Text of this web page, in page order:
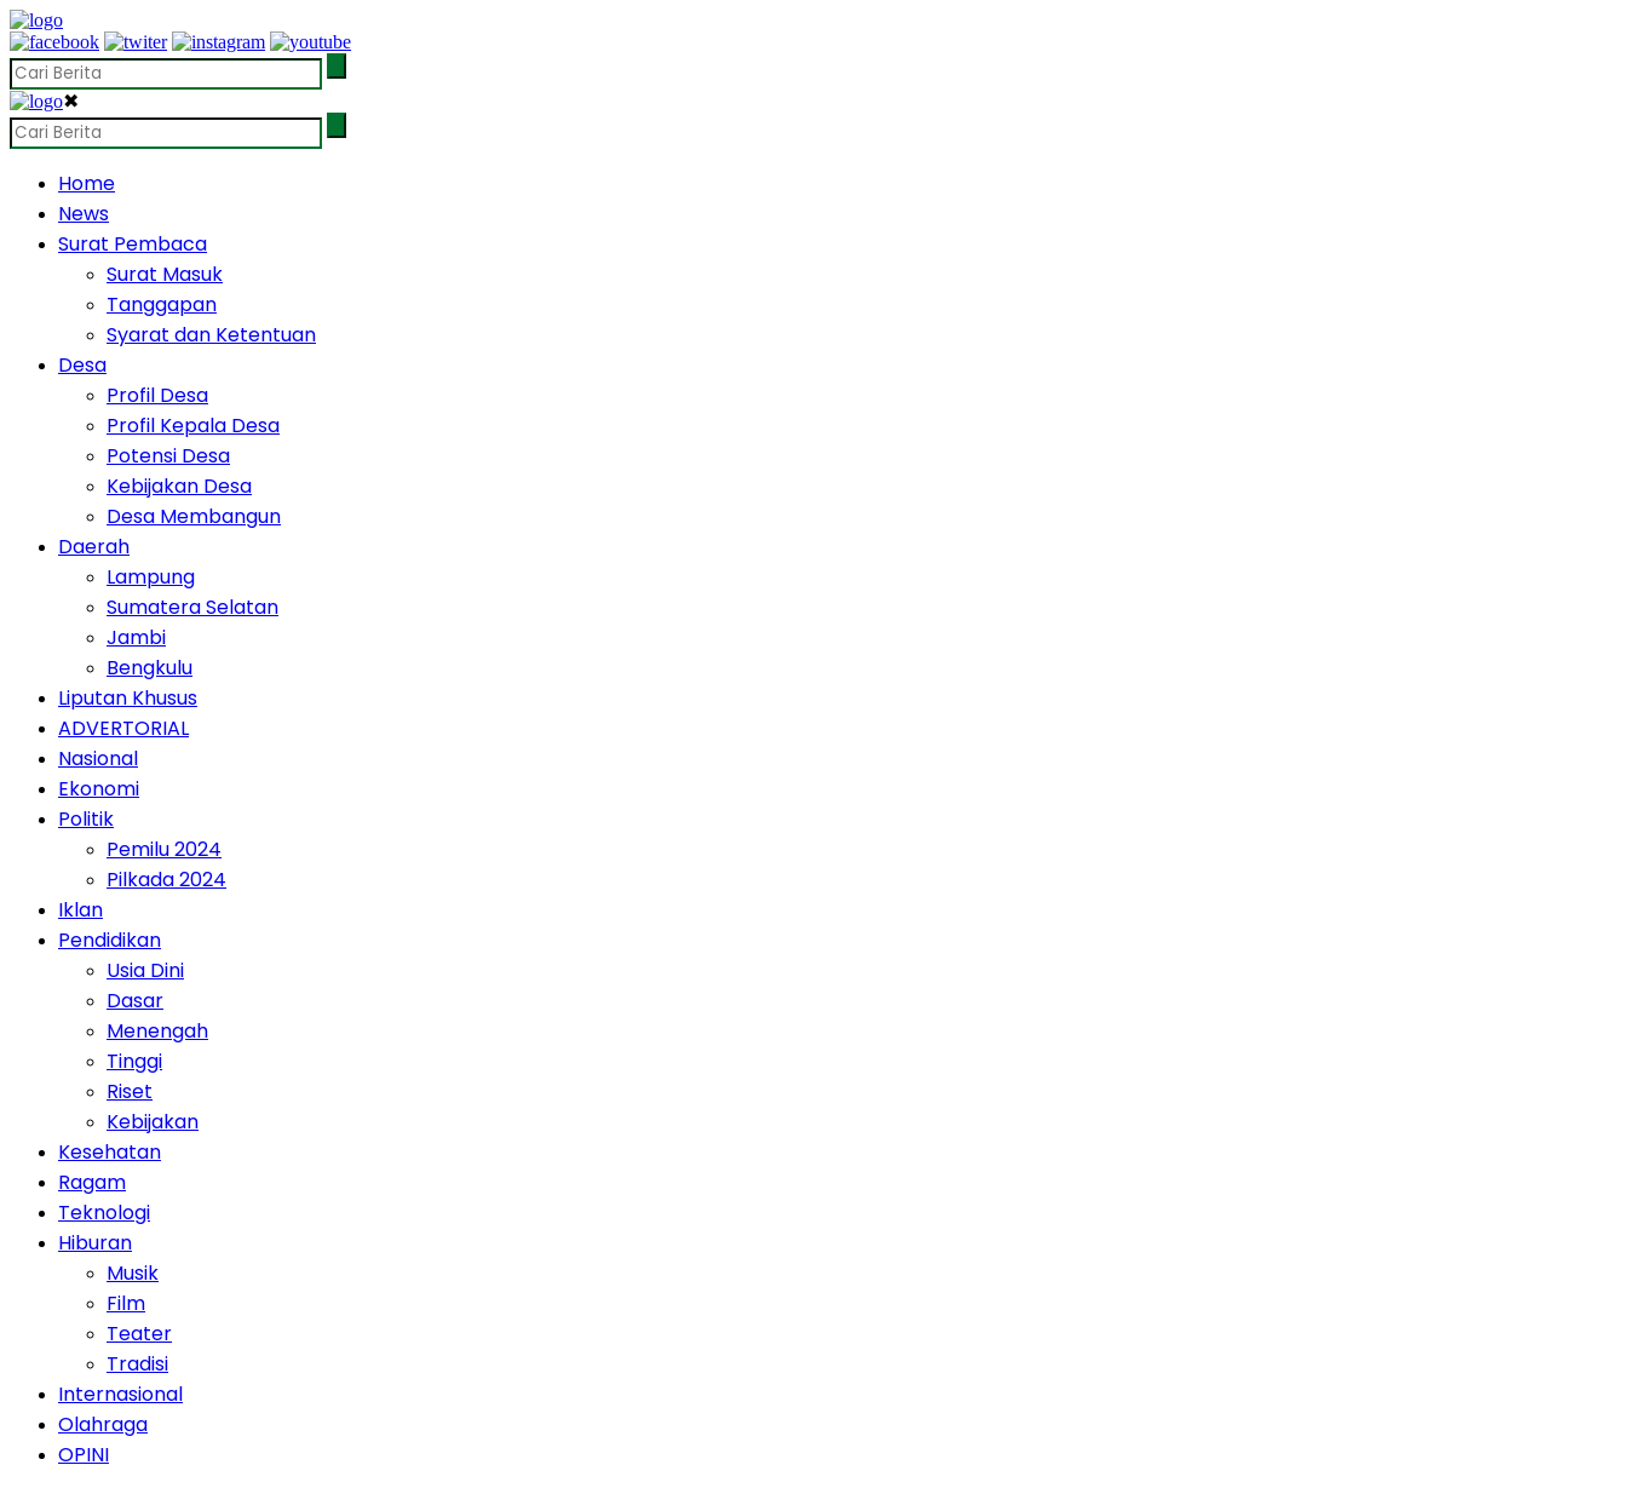
✖
Home
News
Surat Pembaca
Surat Masuk
Tanggapan
Syarat dan Ketentuan
Desa
Profil Desa
Profil Kepala Desa
Potensi Desa
Kebijakan Desa
Desa Membangun
Daerah
Lampung
Sumatera Selatan
Jambi
Bengkulu
Liputan Khusus
ADVERTORIAL
Nasional
Ekonomi
Politik
Pemilu 2024
Pilkada 2024
Iklan
Pendidikan
Usia Dini
Dasar
Menengah
Tinggi
Riset
Kebijakan
Kesehatan
Ragam
Teknologi
Hiburan
Musik
Film
Teater
Tradisi
Internasional
Olahraga
OPINI